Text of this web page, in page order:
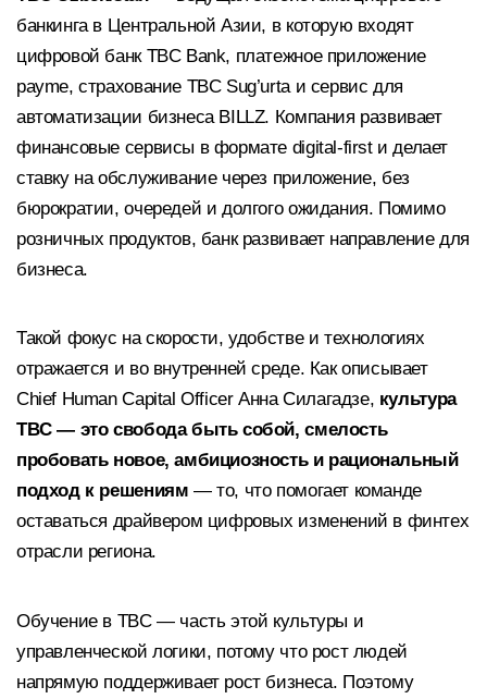
банкинга в Центральной Азии, в которую входят
цифровой банк TBC Bank, платежное приложение
payme, страхование TBC Sug’urta и сервис для
автоматизации бизнеса BILLZ. Компания развивает
финансовые сервисы в формате digital-first и делает
ставку на обслуживание через приложение, без
бюрократии, очередей и долгого ожидания. Помимо
розничных продуктов, банк развивает направление для
бизнеса.
Такой фокус на скорости, удобстве и технологиях
отражается и во внутренней среде. Как описывает
Chief Human Capital Officer Анна Силагадзе, культура
TBC — это свобода быть собой, смелость
пробовать новое, амбициозность и рациональный
подход к решениям — то, что помогает команде
оставаться драйвером цифровых изменений в финтех
отрасли региона.
Обучение в TBC — часть этой культуры и
управленческой логики, потому что рост людей
напрямую поддерживает рост бизнеса. Поэтому